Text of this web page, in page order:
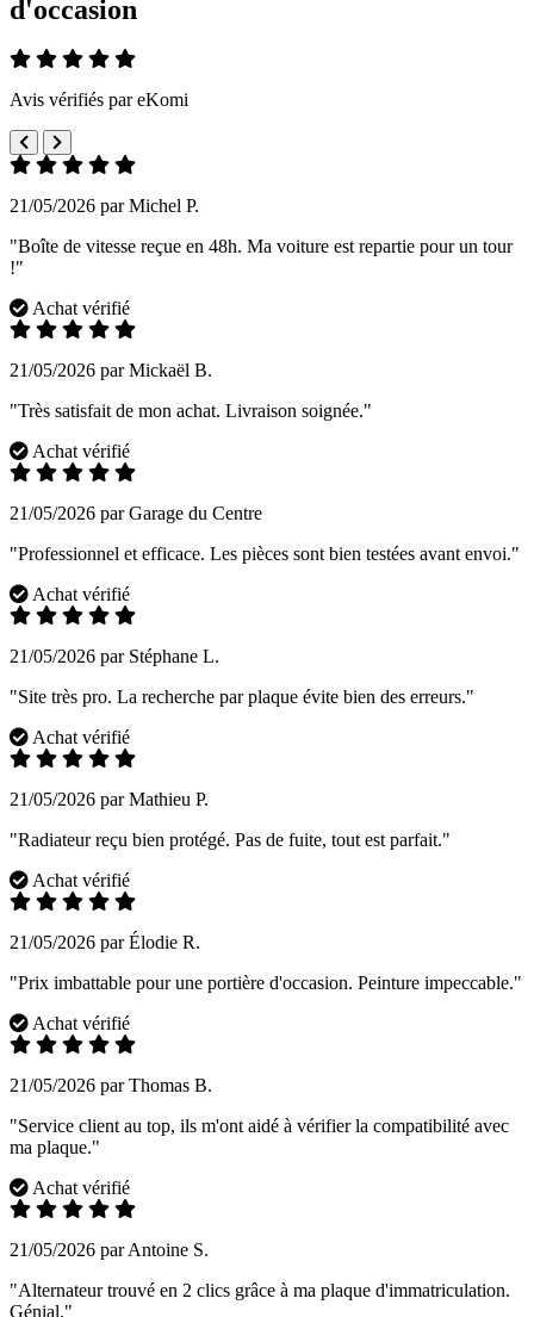
d'occasion
Avis vérifiés par eKomi
21/05/2026 par Michel P.
"Boîte de vitesse reçue en 48h. Ma voiture est repartie pour un tour
!"
Achat vérifié
21/05/2026 par Mickaël B.
"Très satisfait de mon achat. Livraison soignée."
Achat vérifié
21/05/2026 par Garage du Centre
"Professionnel et efficace. Les pièces sont bien testées avant envoi."
Achat vérifié
21/05/2026 par Stéphane L.
"Site très pro. La recherche par plaque évite bien des erreurs."
Achat vérifié
21/05/2026 par Mathieu P.
"Radiateur reçu bien protégé. Pas de fuite, tout est parfait."
Achat vérifié
21/05/2026 par Élodie R.
"Prix imbattable pour une portière d'occasion. Peinture impeccable."
Achat vérifié
21/05/2026 par Thomas B.
"Service client au top, ils m'ont aidé à vérifier la compatibilité avec
ma plaque."
Achat vérifié
21/05/2026 par Antoine S.
"Alternateur trouvé en 2 clics grâce à ma plaque d'immatriculation.
Génial."